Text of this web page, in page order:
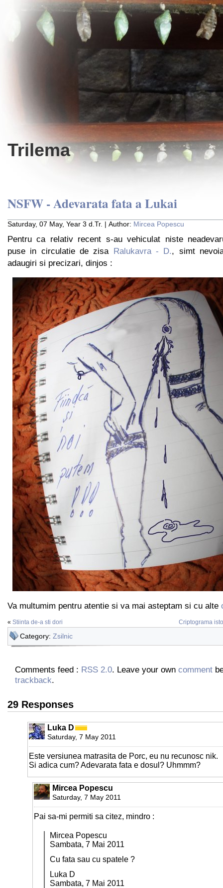
Trilema
NSFW - Adevarata fata a Lukai
Saturday, 07 May, Year 3 d.Tr. | Author: Mircea Popescu
Pentru ca relativ recent s-au vehiculat niste
puse in circulatie de zisa Ralukavra - D., simt
adaugiri si precizari, dinjos :
Va multumim pentru atentie si va mai asteptam si cu alte
« Stiinta de-a sti dori Criptograma
Category: Zsilnic
Comments feed : RSS 2.0. Leave your own comment
trackback.
29 Responses
Luka D
Saturday, 7 May 2011
Este versiunea matrasita de Porc, eu nu recunosc nik.
Si adica cum? Adevarata fata e dosul? Uhmmm?
Mircea Popescu
Saturday, 7 May 2011
Pai sa-mi permiti sa citez, mindro :
Mircea Popescu
Sambata, 7 Mai 2011
Cu fata sau cu spatele ?
Luka D
Sambata, 7 Mai 2011